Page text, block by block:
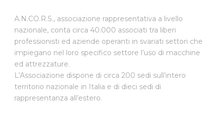
A.N.CO.R.S., associazione rappresentativa a livello
nazionale, conta circa 40.000 associati tra liberi
professionisti ed aziende operanti in svariati settori che
impiegano nel loro specifico settore l’uso di macchine
ed attrezzature.
L’Associazione dispone di circa 200 sedi sull’intero
territorio nazionale in Italia e di dieci sedi di
rappresentanza all’estero.